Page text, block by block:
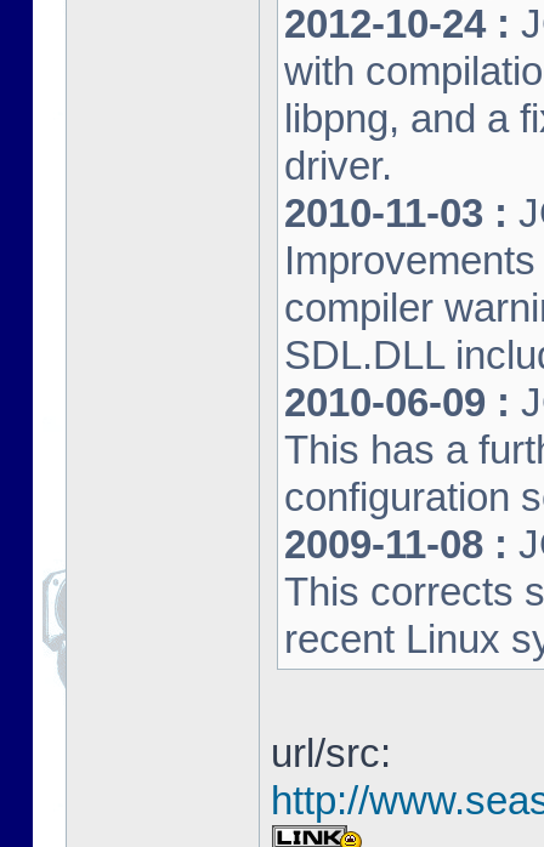
2012-10-24 :
with
libpng, and a
driver.
2010-11-03 :
compiler
SDL.DLL
2010-06-09 :
This has a
configuration
2009-11-08 :
This corrects
recent Linux
url/src:
http://